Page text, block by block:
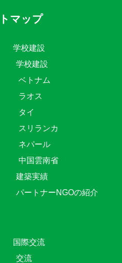
マップ
学校建設
学校建設
ベトナム
ラオス
タイ
スリランカ
ネパール
中国雲南省
建築実績
パートナーNGOの紹介
国際交流
交流